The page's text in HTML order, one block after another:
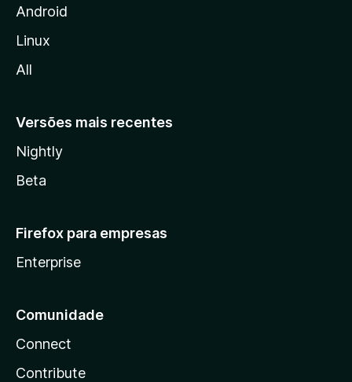
i
a
Android
Linux
All
Versões mais recentes
Nightly
Beta
Firefox para empresas
Enterprise
Comunidade
Connect
Contribute